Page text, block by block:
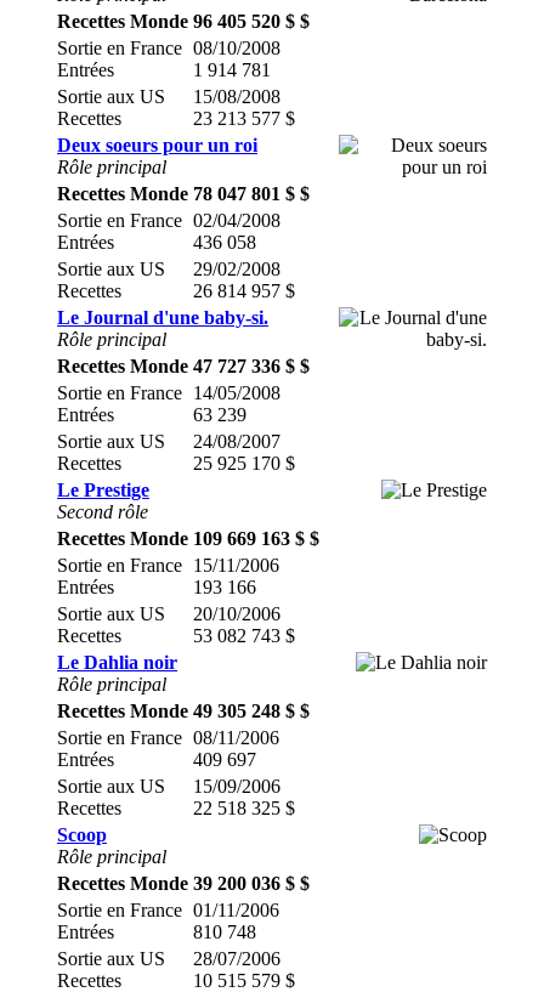
Recettes Monde 96 405 520 $ $
Sortie en France
Entrées
08/10/2008
1 914 781
Sortie aux US
Recettes
15/08/2008
23 213 577 $
Deux soeurs pour un roi
Rôle principal
Recettes Monde 78 047 801 $ $
Sortie en France
Entrées
02/04/2008
436 058
Sortie aux US
Recettes
29/02/2008
26 814 957 $
Le Journal d'une baby-si.
Rôle principal
Recettes Monde 47 727 336 $ $
Sortie en France
Entrées
14/05/2008
63 239
Sortie aux US
Recettes
24/08/2007
25 925 170 $
Le Prestige
Second rôle
Recettes Monde 109 669 163 $ $
Sortie en France
Entrées
15/11/2006
193 166
Sortie aux US
Recettes
20/10/2006
53 082 743 $
Le Dahlia noir
Rôle principal
Recettes Monde 49 305 248 $ $
Sortie en France
Entrées
08/11/2006
409 697
Sortie aux US
Recettes
15/09/2006
22 518 325 $
Scoop
Rôle principal
Recettes Monde 39 200 036 $ $
Sortie en France
Entrées
01/11/2006
810 748
Sortie aux US
Recettes
28/07/2006
10 515 579 $